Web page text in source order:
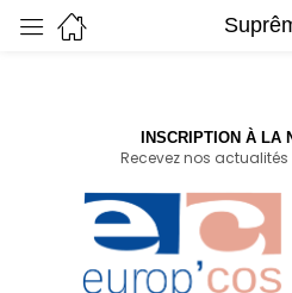
INSCRIPTION À LA
Recevez nos
Remember me
Log in